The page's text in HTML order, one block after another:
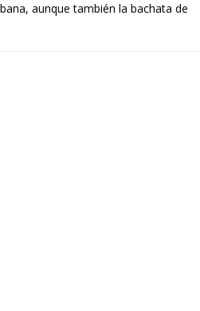
aunque también la bachata de